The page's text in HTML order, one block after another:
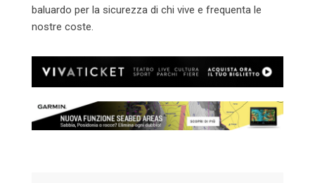
baluardo per la sicurezza di chi vive e frequenta le
nostre coste.